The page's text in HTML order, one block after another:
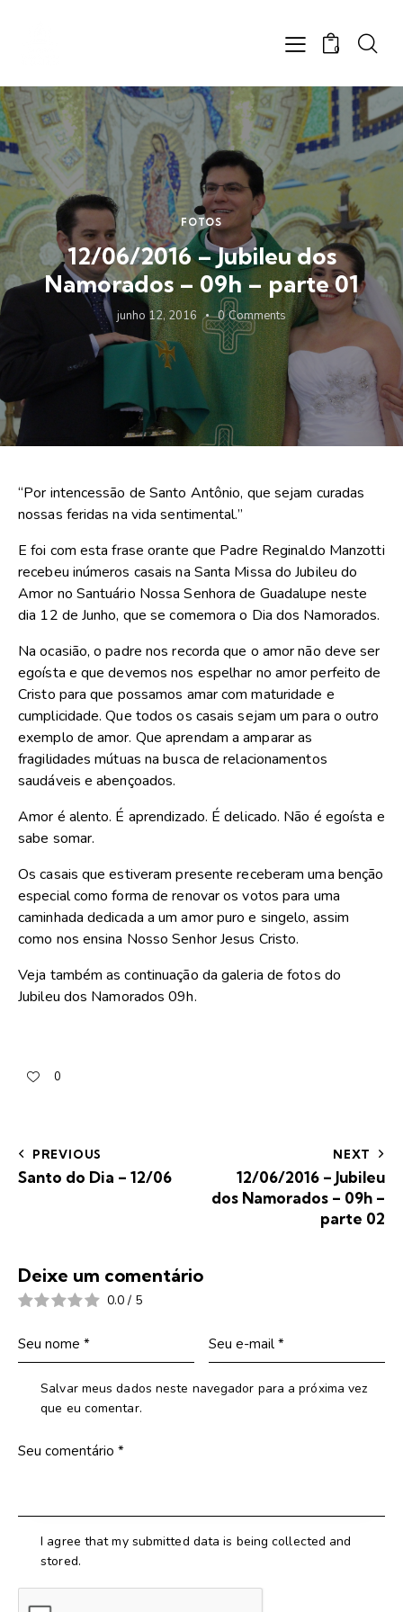
0
FOTOS
12/06/2016 – Jubileu dos
Namorados – 09h – parte 01
junho 12, 2016 0 Comments
“Por intencessão de Santo Antônio, que sejam curadas
nossas feridas na vida sentimental.”
E foi com esta frase orante que Padre Reginaldo Manzotti
recebeu inúmeros casais na Santa Missa do Jubileu do
Amor no Santuário Nossa Senhora de Guadalupe neste
dia 12 de Junho, que se comemora o Dia dos Namorados.
Na ocasião, o padre nos recorda que o amor não deve ser
egoísta e que devemos nos espelhar no amor perfeito de
Cristo para que possamos amar com maturidade e
cumplicidade. Que todos os casais sejam um para o outro
exemplo de amor. Que aprendam a amparar as
fragilidades mútuas na busca de relacionamentos
saudáveis e abençoados.
Amor é alento. É aprendizado. É delicado. Não é egoísta e
sabe somar.
Os casais que estiveram presente receberam uma benção
especial como forma de renovar os votos para uma
caminhada dedicada a um amor puro e singelo, assim
como nos ensina Nosso Senhor Jesus Cristo.
Veja também as continuação da galeria de fotos do
Jubileu dos Namorados 09h.
0
PREVIOUS
Santo do Dia – 12/06
NEXT
12/06/2016 – Jubileu
dos Namorados – 09h –
parte 02
Deixe um comentário
0.0 / 5
Salvar meus dados neste navegador para a próxima vez
que eu comentar.
I agree that my submitted data is being collected and
stored.